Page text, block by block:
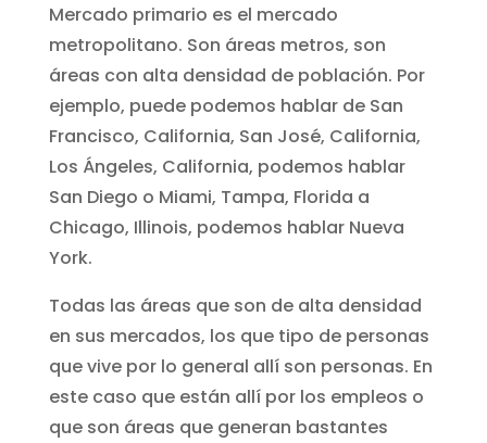
Mercado primario es el mercado
metropolitano. Son áreas metros, son
áreas con alta densidad de población. Por
ejemplo, puede podemos hablar de San
Francisco, California, San José, California,
Los Ángeles, California, podemos hablar
San Diego o Miami, Tampa, Florida a
Chicago, Illinois, podemos hablar Nueva
York.
Todas las áreas que son de alta densidad
en sus mercados, los que tipo de personas
que vive por lo general allí son personas. En
este caso que están allí por los empleos o
que son áreas que generan bastantes